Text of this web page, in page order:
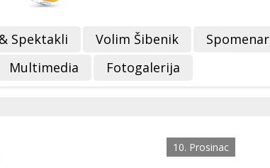
Spektakli Volim Šibenik Spomenar
Multimedia Fotogalerija
10. Prosinac